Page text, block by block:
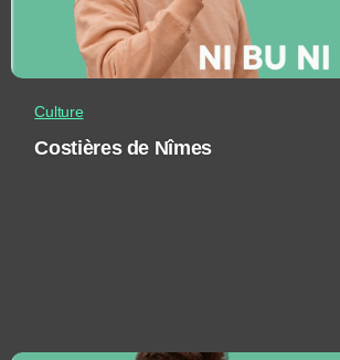
Culture
Costières de Nîmes